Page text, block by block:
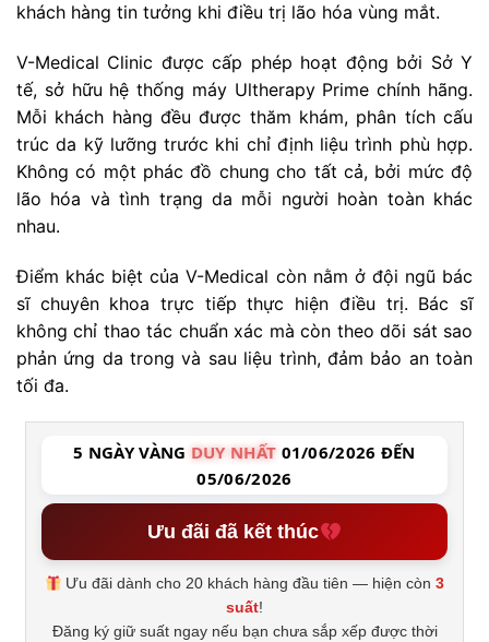
khách hàng tin tưởng khi điều trị lão hóa vùng mắt.
V-Medical Clinic được cấp phép hoạt động bởi Sở Y
tế, sở hữu hệ thống máy Ultherapy Prime chính hãng.
Mỗi khách hàng đều được thăm khám, phân tích cấu
trúc da kỹ lưỡng trước khi chỉ định liệu trình phù hợp.
Không có một phác đồ chung cho tất cả, bởi mức độ
lão hóa và tình trạng da mỗi người hoàn toàn khác
nhau.
Điểm khác biệt của V-Medical còn nằm ở đội ngũ bác
sĩ chuyên khoa trực tiếp thực hiện điều trị. Bác sĩ
không chỉ thao tác chuẩn xác mà còn theo dõi sát sao
phản ứng da trong và sau liệu trình, đảm bảo an toàn
tối đa.
5 NGÀY VÀNG DUY NHẤT 01/06/2026 ĐẾN
05/06/2026
Ưu đãi đã kết thúc
Ưu đãi dành cho 20 khách hàng đầu tiên — hiện còn3
suất!
Đăng ký giữ suất ngay nếu bạn chưa sắp xếp được thời